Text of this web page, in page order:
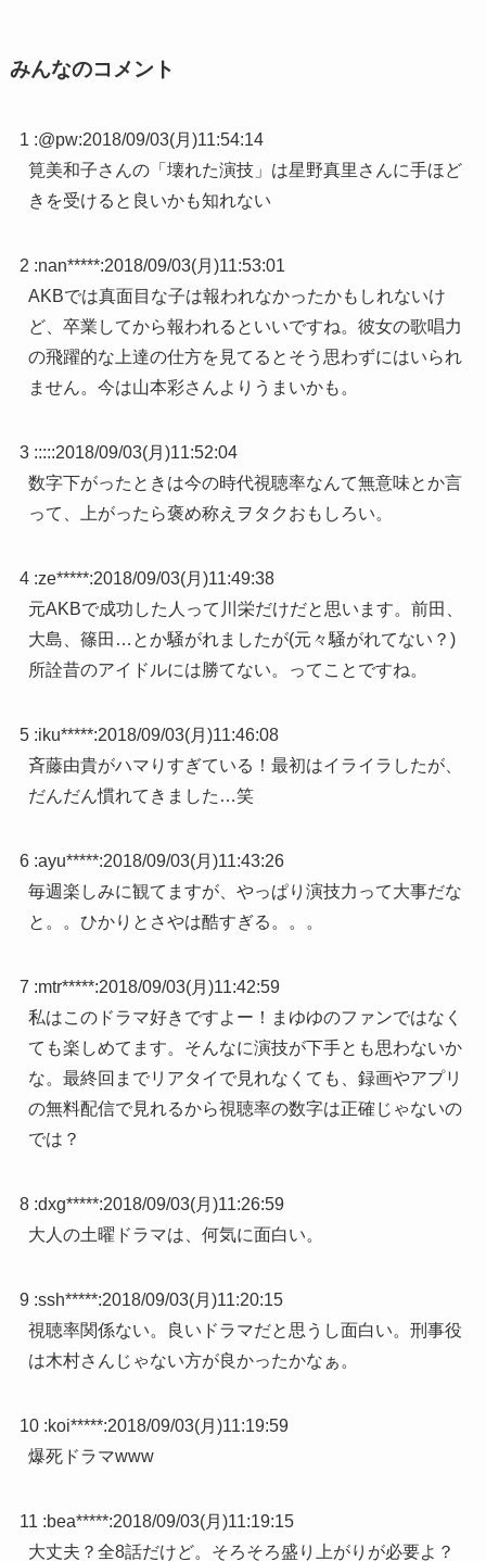
みんなのコメント
1 :@pw:2018/09/03(月)11:54:14
筧美和子さんの「壊れた演技」は星野真里さんに手ほど
きを受けると良いかも知れない
2 :nan*****:2018/09/03(月)11:53:01
AKBでは真面目な子は報われなかったかもしれないけ
ど、卒業してから報われるといいですね。彼女の歌唱力
の飛躍的な上達の仕方を見てるとそう思わずにはいられ
ません。今は山本彩さんよりうまいかも。
3 :::::2018/09/03(月)11:52:04
数字下がったときは今の時代視聴率なんて無意味とか言
って、上がったら褒め称えヲタクおもしろい。
4 :ze*****:2018/09/03(月)11:49:38
元AKBで成功した人って川栄だけだと思います。前田、
大島、篠田…とか騒がれましたが(元々騒がれてない？)
所詮昔のアイドルには勝てない。ってことですね。
5 :iku*****:2018/09/03(月)11:46:08
斉藤由貴がハマりすぎている！最初はイライラしたが、
だんだん慣れてきました…笑
6 :ayu*****:2018/09/03(月)11:43:26
毎週楽しみに観てますが、やっぱり演技力って大事だな
と。。ひかりとさやは酷すぎる。。。
7 :mtr*****:2018/09/03(月)11:42:59
私はこのドラマ好きですよー！まゆゆのファンではなく
ても楽しめてます。そんなに演技が下手とも思わないか
な。最終回までリアタイで見れなくても、録画やアプリ
の無料配信で見れるから視聴率の数字は正確じゃないの
では？
8 :dxg*****:2018/09/03(月)11:26:59
大人の土曜ドラマは、何気に面白い。
9 :ssh*****:2018/09/03(月)11:20:15
視聴率関係ない。良いドラマだと思うし面白い。刑事役
は木村さんじゃない方が良かったかなぁ。
10 :koi*****:2018/09/03(月)11:19:59
爆死ドラマwww
11 :bea*****:2018/09/03(月)11:19:15
大丈夫？全8話だけど。そろそろ盛り上がりが必要よ？